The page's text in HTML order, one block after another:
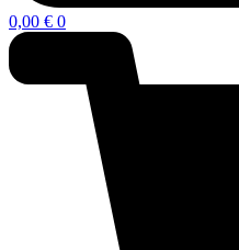
0,00 € 0